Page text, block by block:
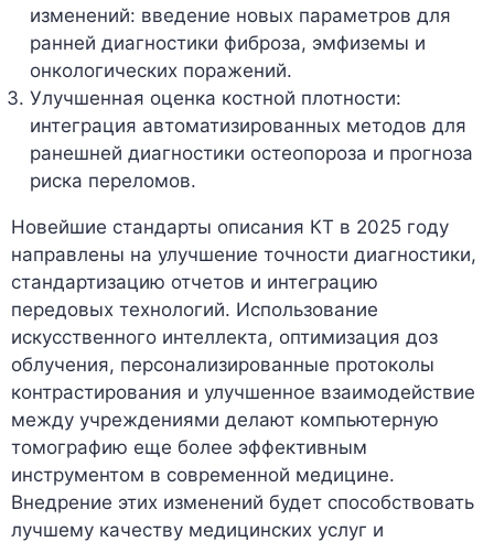
изменений: введение новых параметров для
ранней диагностики фиброза, эмфиземы и
онкологических поражений.
Улучшенная оценка костной плотности:
интеграция автоматизированных методов для
ранешней диагностики остеопороза и прогноза
риска переломов.
Новейшие стандарты описания КТ в 2025 году
направлены на улучшение точности диагностики,
стандартизацию отчетов и интеграцию
передовых технологий. Использование
искусственного интеллекта, оптимизация доз
облучения, персонализированные протоколы
контрастирования и улучшенное взаимодействие
между учреждениями делают компьютерную
томографию еще более эффективным
инструментом в современной медицине.
Внедрение этих изменений будет способствовать
лучшему качеству медицинских услуг и